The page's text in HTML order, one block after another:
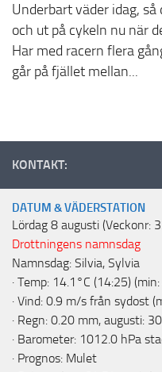
Underbart väder idag,
och ut på cykeln nu när
Har med racern flera
går på fjället mellan...
KONTAKT:
DATUM & VÄDERSTATION
Lördag 8 augusti (Veckonr:
Drottningens namnsdag
Namnsdag: Silvia, Sylvia
· Temp: 14.1°C (14:25)
· Vind: 0.9 m/s från sydost
· Regn: 0.20 mm, augusti:
· Barometer: 1012.0 hPa
· Prognos: Mulet